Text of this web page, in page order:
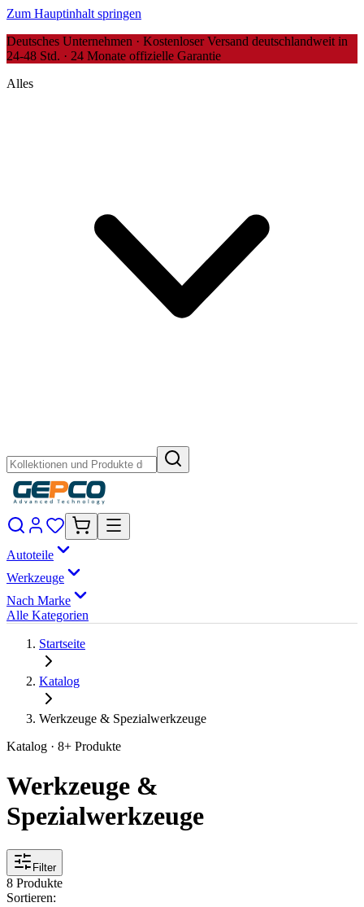
Zum Hauptinhalt springen
Deutsches Unternehmen · Kostenloser Versand deutschlandweit in
24-48 Std. · 24 Monate offizielle Garantie
Alles
Autoteile
Werkzeuge
Nach Marke
Alle Kategorien
Startseite
Katalog
Werkzeuge & Spezialwerkzeuge
Katalog · 8+ Produkte
Werkzeuge &
Spezialwerkzeuge
Filter
8 Produkte
Sortieren: